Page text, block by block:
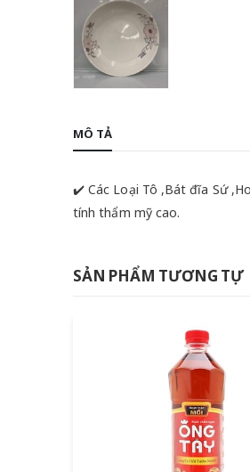
MÔ TẢ
✔️ Các Loại Tô ,Bát đĩa Sứ
tính thẩm mỹ cao.
SẢN PHẨM TƯƠNG TỰ